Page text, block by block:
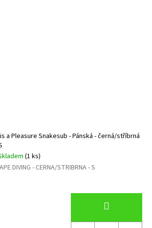
a Pleasure Snakesub - Pánská - černá/stříbrná
(1 ks)
DIVING - CERNA/STRIBRNA - S